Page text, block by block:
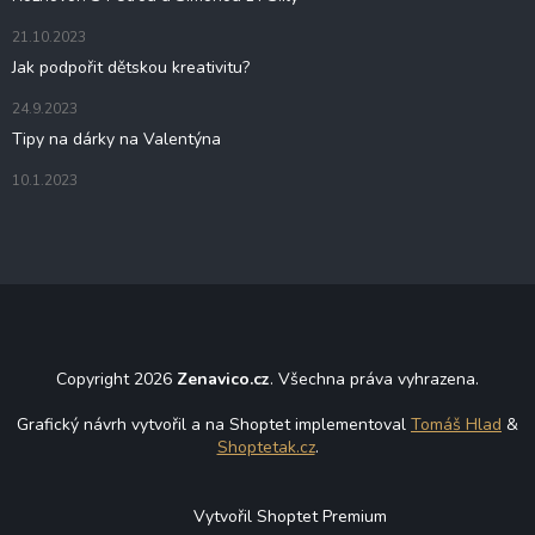
21.10.2023
Jak podpořit dětskou kreativitu?
24.9.2023
Tipy na dárky na Valentýna
10.1.2023
Copyright 2026 Zenavico.cz. Všechna práva vyhrazena.
Grafický návrh vytvořil a na Shoptet implementoval Tomáš Hlad &
Shoptetak.cz.
Vytvořil Shoptet Premium